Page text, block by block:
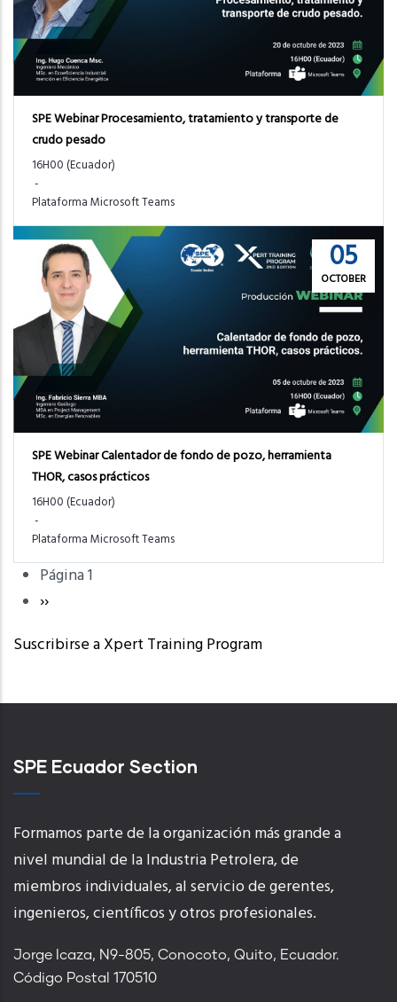
SPE Webinar Procesamiento, tratamiento y transporte de
crudo pesado
16H00 (Ecuador)
-
Plataforma Microsoft Teams
05
OCTOBER
SPE Webinar Calentador de fondo de pozo, herramienta
THOR, casos prácticos
16H00 (Ecuador)
-
Plataforma Microsoft Teams
Paginación
Página 1
Página
››
Suscribirse a Xpert Training Program
SPE Ecuador Section
Formamos parte de la organización más grande a
nivel mundial de la Industria Petrolera, de
miembros individuales, al servicio de gerentes,
ingenieros, científicos y otros profesionales.
Jorge Icaza, N9-805, Conocoto, Quito, Ecuador.
Código Postal 170510